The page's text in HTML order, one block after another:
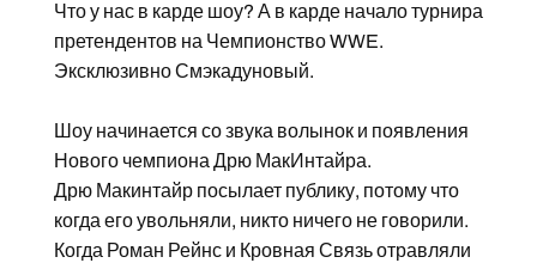
Что у нас в карде шоу? А в карде начало турнира
претендентов на Чемпионство WWE.
Эксклюзивно Смэкадуновый.
Шоу начинается со звука волынок и появления
Нового чемпиона Дрю МакИнтайра.
Дрю Макинтайр посылает публику, потому что
когда его увольняли, никто ничего не говорили.
Когда Роман Рейнс и Кровная Связь отравляли